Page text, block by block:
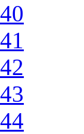
40
41
42
43
44